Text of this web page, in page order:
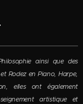
ainsi que des
Rodez en Piano, Harpe,
elles ont également
artistique et